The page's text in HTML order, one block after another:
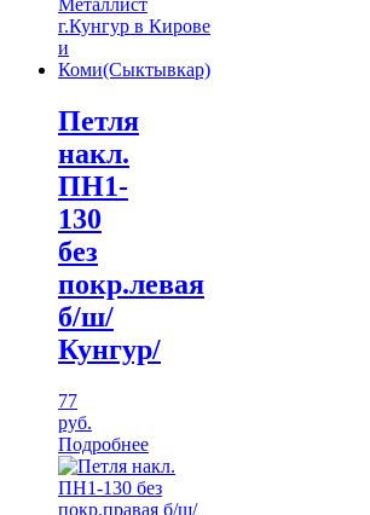
Петля
накл.
ПН1-
130
без
покр.левая
б/ш/
Кунгур/
77
руб.
Подробнее